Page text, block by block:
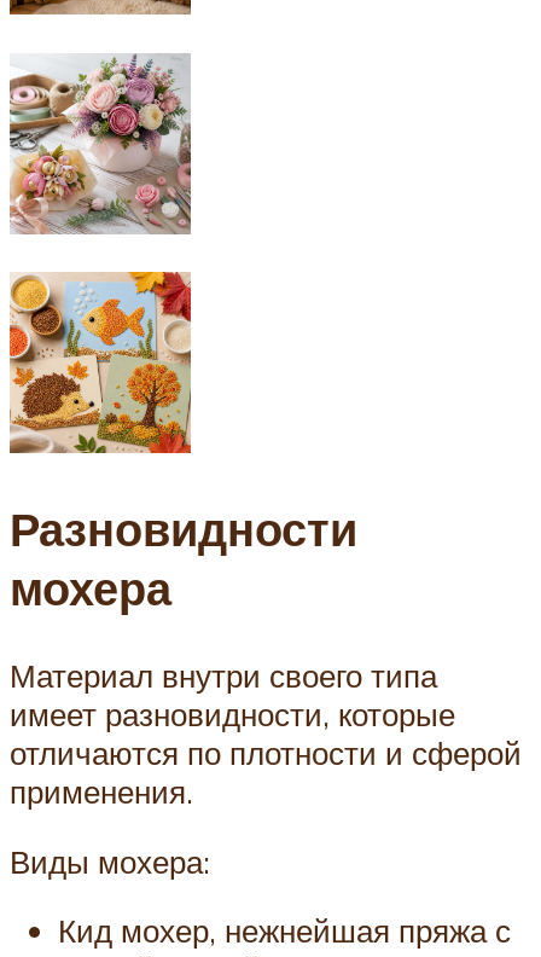
Разновидности
мохера
Материал внутри своего типа
имеет разновидности, которые
отличаются по плотности и сферой
применения.
Виды мохера:
Кид мохер, нежнейшая пряжа с